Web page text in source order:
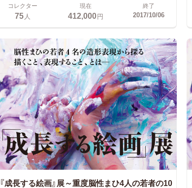
コレクター
75 人
現在
412,000円
終了
2017/10/06
『成長する絵画』展～重度脳性まひ4人の若者の10